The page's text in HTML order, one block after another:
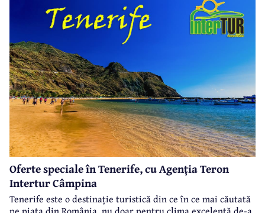
Bosforului cu oferte de neratat, mai ales că prețurile încep
de la numai 123 euro/persoană pentru un sejur de cinci
zile, transportul fiind asigurat cu avionul sau autocarul.
Oferte speciale în Tenerife, cu Agenția Teron
Intertur Câmpina
Tenerife este o destinație turistică din ce în ce mai căutată